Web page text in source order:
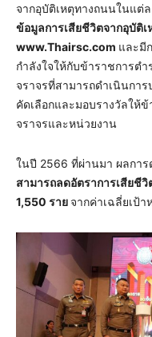
จากอุบัติเหตุทางถนนในแต่
ข้อมูลการเสียชีวิตจากอุบัติ
www.Thairsc.com และมี
กำลังใจให้กับข้าราชการต
จราจรที่สามารถดำเนินกา
คัดเลือกและมอบรางวัลให้
จราจรและหน่วยงาน
ในปี 2566 ที่ผ่านมา ผลการ
สามารถลดอัตราการเสียชี
1,550 ราย จากค่าเฉลี่ยเป้า